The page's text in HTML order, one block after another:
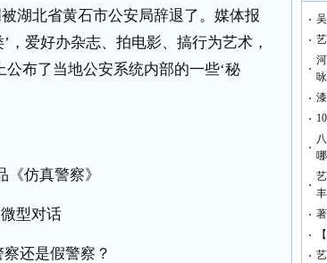
湖北省黄石市公安局辞退了。媒体报
，爱好办杂志、拍电影、搞行为艺术，
布了当地公安系统内部的一些‘秘
仿真警察》
型对话
还是假警察？
丰